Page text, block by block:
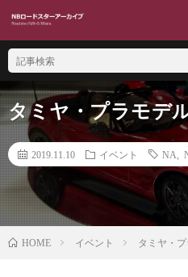
タミヤ・プラモデ
2019.11.10 イベント NA
HOME イベント タミヤ・